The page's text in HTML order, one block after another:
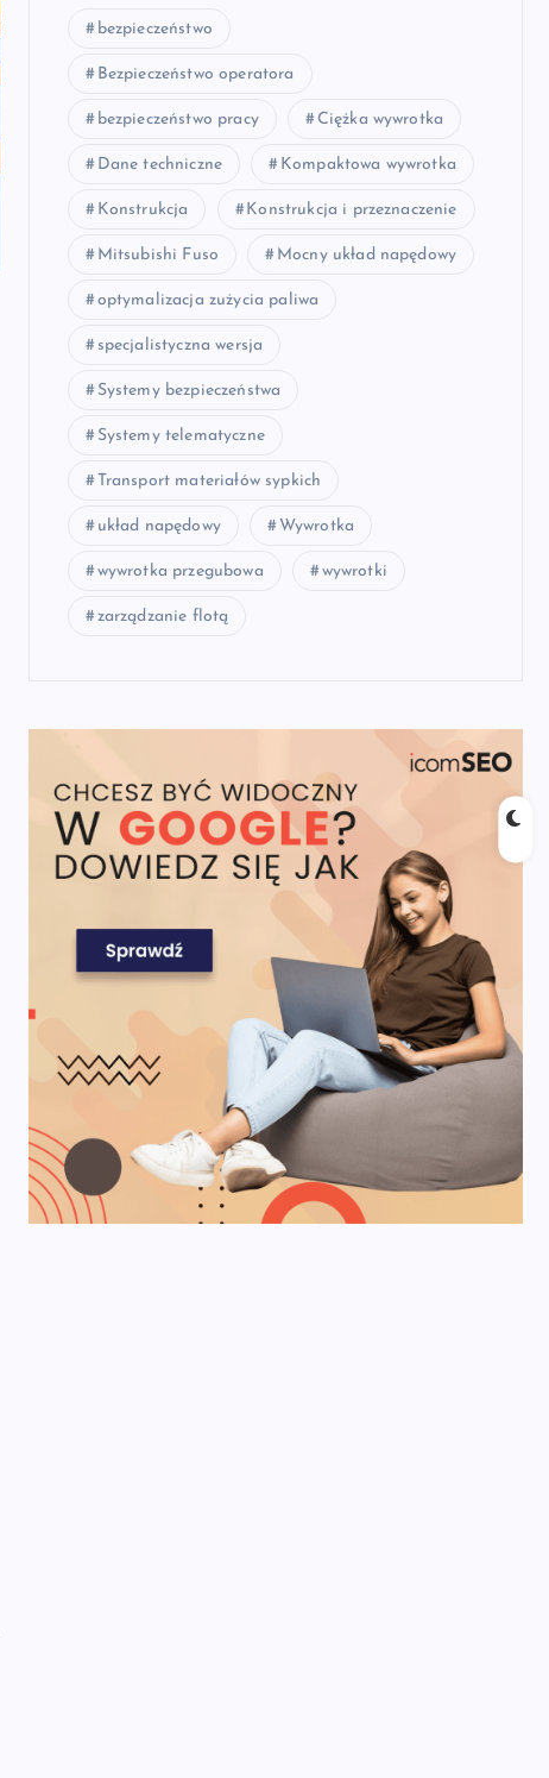
bezpieczeństwo
Bezpieczeństwo operatora
bezpieczeństwo pracy Ciężka wywrotka
Dane techniczne Kompaktowa wywrotka
Konstrukcja Konstrukcja i przeznaczenie
Mitsubishi Fuso Mocny układ napędowy
optymalizacja zużycia paliwa
specjalistyczna wersja
Systemy bezpieczeństwa
Systemy telematyczne
Transport materiałów sypkich
układ napędowy Wywrotka
wywrotka przegubowa wywrotki
zarządzanie flotą